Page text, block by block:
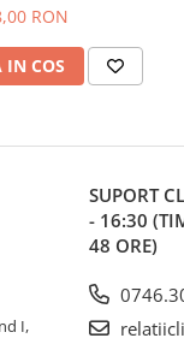
RON
IN COS
I,
SUPORT
- 16:30
48 ORE)